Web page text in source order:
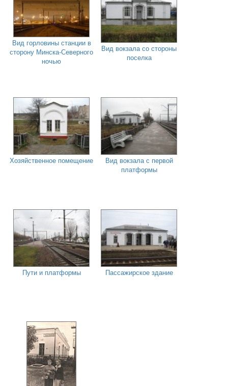
Вид горловины станции в
сторону Минска-Северного
ночью
Вид вокзала со стороны
поселка
Хозяйственное помещение
Вид вокзала с первой
платформы
Пути и платформы Пассажирское здание